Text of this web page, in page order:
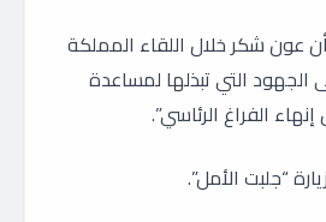
عون شكر خلال اللقاء المملكة
الجهود التي تبذلها لمساعدة
الفراغ الرئاسي”.
“جلبت الأمل”.